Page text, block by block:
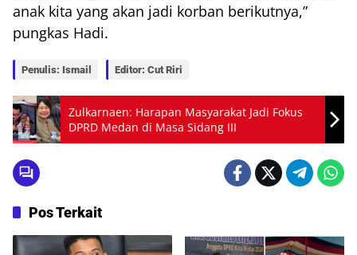
anak kita yang akan jadi korban berikutnya,”
pungkas Hadi.
Penulis: Ismail Editor: Cut Riri
Zulkarnaen: Harapan Masyarakat Jadi Fokus
DPRD Medan di Masa Sidang III
Pos Terkait